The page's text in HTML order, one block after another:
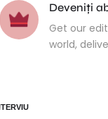
Deveniți
Get our
world,